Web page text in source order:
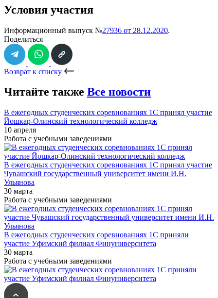
Условия участия
Информационный выпуск №27936 от 28.12.2020.
Поделиться
Возврат к списку
Читайте также Все новости
В ежегодных студенческих соревнованиях 1С принял участие
Йошкар-Олинский технологический колледж
10 апреля
Работа с учебными заведениями
В ежегодных студенческих соревнованиях 1С принял участие
Чувашский государственный университет имени И.Н.
Ульянова
30 марта
Работа с учебными заведениями
В ежегодных студенческих соревнованиях 1С приняли
участие Уфимский филиал Финуниверситета
30 марта
Работа с учебными заведениями